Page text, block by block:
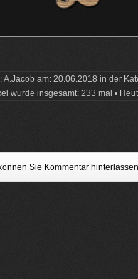
A.Jacob am: 20.06.2018 in der
wurde insgesamt: 233 mal •
Sie Kommentar hinterlassen